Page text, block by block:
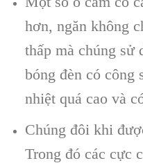
hơn, ngăn không
thấp mà chúng sử
bóng đèn có công
nhiệt quá cao và
Chúng đôi khi
Trong đó các cực